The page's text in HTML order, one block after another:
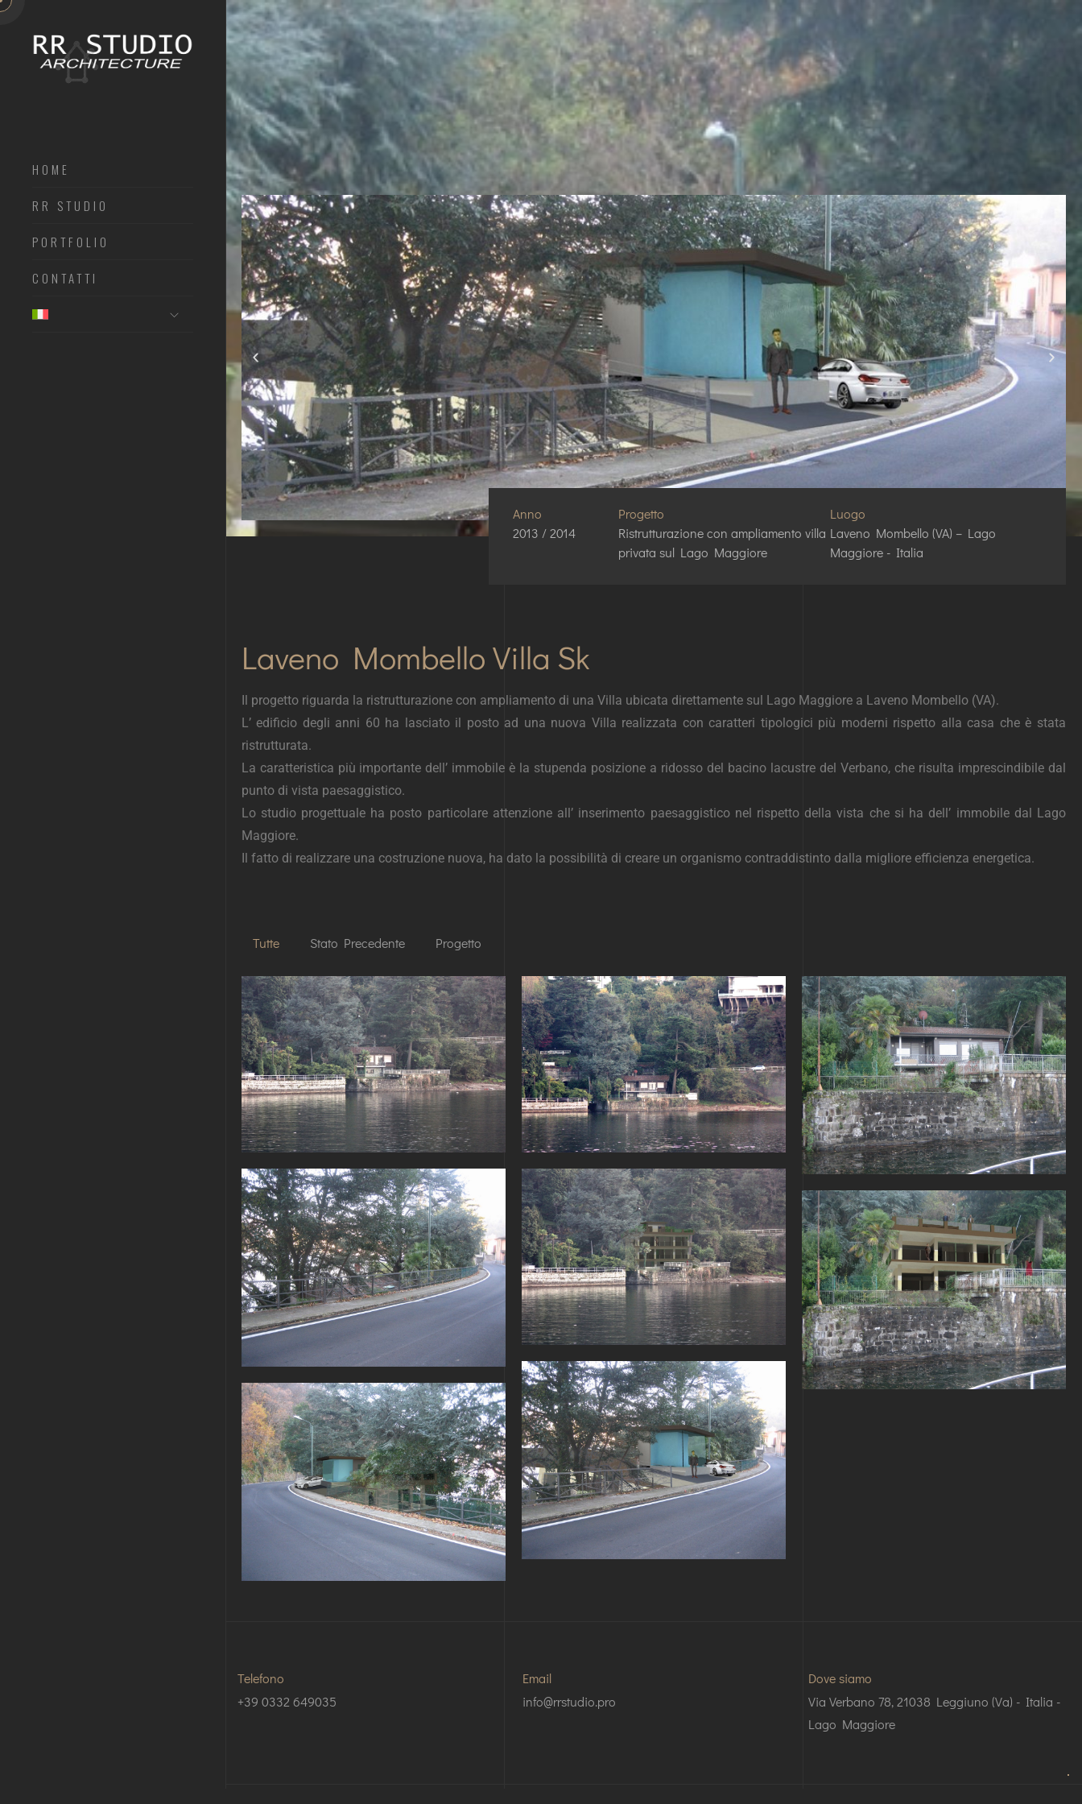
HOME
RR STUDIO
PORTFOLIO
CONTATTI
Anno
2013 / 2014
Progetto
Ristrutturazione con ampliamento villa
privata sul Lago Maggiore
Luogo
Laveno Mombello (VA) – Lago
Maggiore - Italia
Laveno Mombello Villa Sk
Il progetto riguarda la ristrutturazione con ampliamento di una Villa ubicata direttamente sul Lago Maggiore a Laveno Mombello (VA).
L’ edificio degli anni 60 ha lasciato il posto ad una nuova Villa realizzata con caratteri tipologici più moderni rispetto alla casa che è stata
ristrutturata.
La caratteristica più importante dell’ immobile è la stupenda posizione a ridosso del bacino lacustre del Verbano, che risulta imprescindibile dal
punto di vista paesaggistico.
Lo studio progettuale ha posto particolare attenzione all’ inserimento paesaggistico nel rispetto della vista che si ha dell’ immobile dal Lago
Maggiore.
Il fatto di realizzare una costruzione nuova, ha dato la possibilità di creare un organismo contraddistinto dalla migliore efficienza energetica.
Tutte Stato Precedente Progetto
Telefono
+39 0332 649035
Email
info@rrstudio.pro
Dove siamo
Via Verbano 78, 21038 Leggiuno (Va) - Italia -
Lago Maggiore